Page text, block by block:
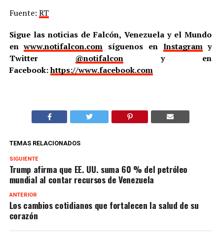
Fuente: RT
Sigue las noticias de Falcón, Venezuela y el Mundo
enwww.notifalcon.com síguenos en Instagramy
Twitter @notifalcony en
Facebook:https://www.facebook.com
TEMAS RELACIONADOS
SIGUIENTE
Trump afirma que EE. UU. suma 60 % del petróleo
mundial al contar recursos de Venezuela
ANTERIOR
Los cambios cotidianos que fortalecen la salud de su
corazón